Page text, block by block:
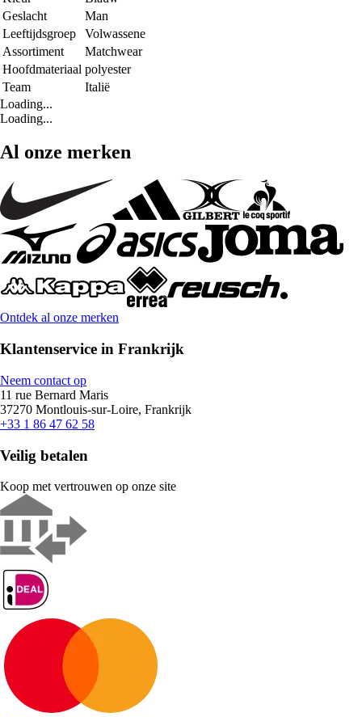
Geslacht
Man
Leeftijdsgroep
Volwassene
Assortiment
Matchwear
Hoofdmateriaal polyester
Team
Italië
Loading...
Loading...
Al onze merken
Ontdek al onze merken
Klantenservice in Frankrijk
Neem contact op
11 rue Bernard Maris
37270 Montlouis-sur-Loire, Frankrijk
+33 1 86 47 62 58
Veilig betalen
Koop met vertrouwen op onze site